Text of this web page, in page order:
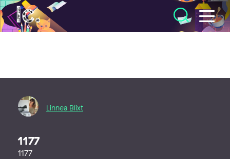
Illustratörcentrum
Linnea Blixt
1177
1177